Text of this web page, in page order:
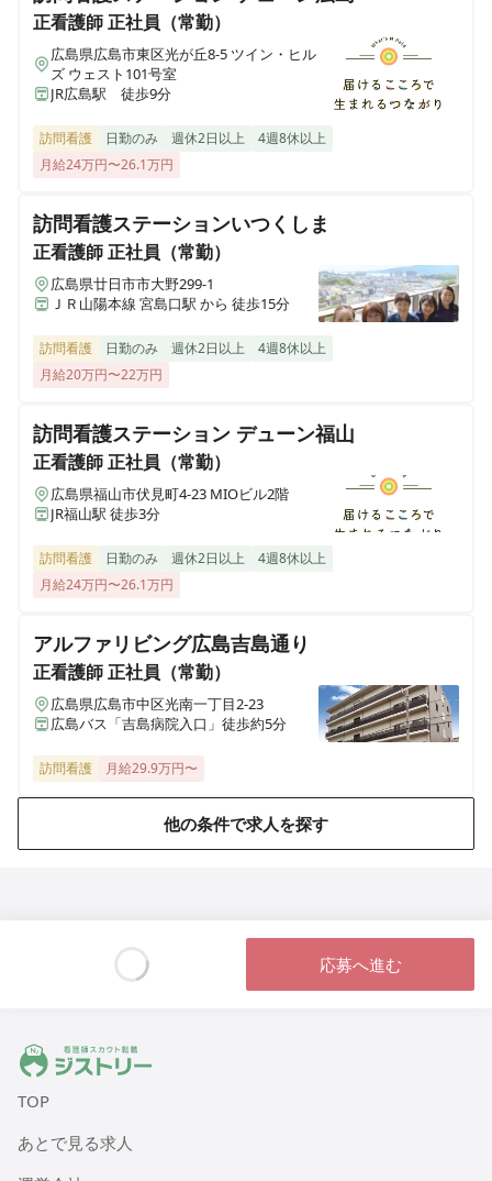
おかもと訪問看護ステーション 垂水
兵庫県神戸市垂水区霞ケ丘六丁目8-5 ベラヴィスタ垂水202号室
おかもと訪問看護ステーション東大阪
大阪府東大阪市長田中一丁目4-35 ステーションコート長田607号
IKOIナーシングホーム門真
大阪府門真市岸和田三丁目27-15
正看護師正社員（常勤）
広島県広島市東区光が丘8-5 ツイン・ヒル
ズ ウェスト101号室
JR広島駅 徒歩9分
訪問看護 日勤のみ 週休2日以上
4週8休以上
月給24万円〜26.1万円
訪問看護ステーションいつくしま
正看護師正社員（常勤）
広島県廿日市市大野299-1
ＪＲ山陽本線 宮島口駅 から 徒歩15分
訪問看護 日勤のみ 週休2日以上
4週8休以上
月給20万円〜22万円
訪問看護ステーション デューン福山
正看護師正社員（常勤）
広島県福山市伏見町4-23 MIOビル2階
JR福山駅 徒歩3分
訪問看護 日勤のみ 週休2日以上
4週8休以上
月給24万円〜26.1万円
アルファリビング広島吉島通り
正看護師正社員（常勤）
広島県広島市中区光南一丁目2-23
広島バス「吉島病院入口」徒歩約5分
訪問看護 月給29.9万円〜
他の条件で求人を探す
応募へ進む
ジストリー 看護師の転職マッチング
TOP
あとで見る求人